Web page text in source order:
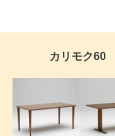
カリモク60